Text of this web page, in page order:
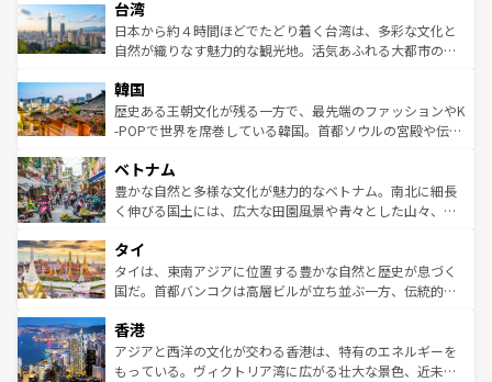
ならではの贅沢な旅のスタイルだ。 なお、新着のアメリカ
情報はコンテンツ一覧を参照してほしい。
れるおもてなしの心で訪れる人々を迎えてくれるハワイの
人々、おいしいローカルフードやハワイアンミュージッ
ク、伝統的なフラダンスなど、すべてがハワイの魅力を彩
ワイを、存分に味わってほしい。 なお、新着のハワイ情報
はコンテンツ一覧を参照してほしい。
リアリーフや大陸中央部にそびえるウルル（エアーズロッ
ク）、タスマニアの美しい原生林やケアンズの熱帯雨林な
ど、見どころがたくさん。また、カフェやワイン、オージ
いる。アクティビティも充実しており、サーフィンやダイ
ビング、ハイキングなど、アウトドア好きにはたまらな
い。オーストラリアの多彩な魅力を存分に味わいつくそ
参照してほしい。
台湾
日本から約４時間ほどでたどり着く台湾は、多彩な文化と
自然が織りなす魅力的な観光地。活気あふれる大都市の台
ン）、静ひつな山岳地帯である台湾東部など、都市の喧騒
と山間の静けさが共存しており、訪れる人に新しい発見と
驚きをもたらしてくれる。また、奥深い台湾の食文化も魅
容にもいいと評判のスイーツなど、バラエティ豊かな料理
が味わえる。 なお、新着の台湾情報は コンテンツ一覧を参
照してほしい。
韓国
歴史ある王朝文化が残る一方で、最先端のファッションやK
-POPで世界を席巻している韓国。首都ソウルの宮殿や伝統
き、地方に足を延ばせば四季折々の自然美を楽しむことが
できる。そして、キムチや焼肉、絶品のストリートフード
まで、さまざまな韓国料理が待っている。夜には、韓国な
リティに包まれながら、韓国の多彩な魅力を心ゆくまで味
わってみてほしい。 なお、新着の韓国情報はコンテンツ一
覧を参照してほしい。
ベトナム
豊かな自然と多様な文化が魅力的なベトナム。南北に細長
く伸びる国土には、広大な田園風景や青々とした山々、世
急速な発展と共に伝統が息づく。ハノイの古い町並みやホ
ーチミン市のフランス統治時代の建物も、独特の雰囲気を
醸し出している。また、バラエティの豊かさとおいしさで
とつ。フォーやバインミー、ベトナムコーヒーなどは、ぜ
ひ現地で味わいたい。どの地域を訪れてもあたたかい人々
が旅行者を迎えてくれるので、きっと忘れられない旅にな
タイ
タイは、東南アジアに位置する豊かな自然と歴史が息づく
国だ。首都バンコクは高層ビルが立ち並ぶ一方、伝統的な
の活気が交差している。北部ではチェンマイなどの山岳地
帯で自然と触れ合い、南部ではプーケットやクラビの美し
いビーチでリゾート気分を楽しむことができる。タイ料理
香港
アジアと西洋の文化が交わる香港は、特有のエネルギーを
もっている。ヴィクトリア湾に広がる壮大な景色、近未来